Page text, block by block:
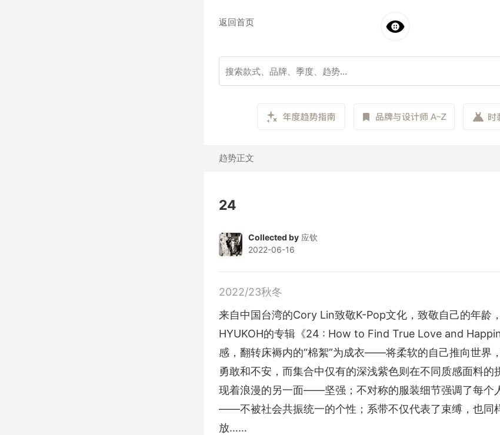
返回首页
趋势正文
24
Collected by 应钦
2022-06-16
2022/23秋冬
来自中国台湾的Cory Lin致敬K-Pop文化，致敬自己的年龄
HYUKOH的专辑《24 : How to Find True Love and
感，翻转床褥内的“棉絮”为成衣——将柔软的自己推向世界
勇敢和不安，而集合中仅有的深浅紫色则在不同质感面料的
现着浪漫的另一面——坚强；不对称的服装细节强调了每个
——不被社会共振统一的个性；系带不仅代表了束缚，也同
放……